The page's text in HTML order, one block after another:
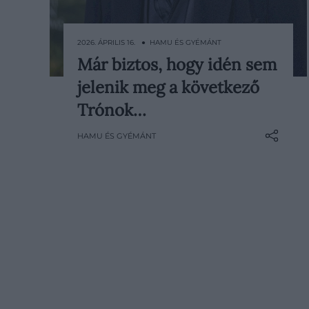
Az egész internetet lázba hozta a
találgatás George R. R. Martin régóta
várt regényéről, miután április első
terjedni egy állítólagos szivárgás
2026. ÁPRILIS 16. ● HAMU ÉS GYÉMÁNT
Már biztos, hogy idén sem
jelenik meg a következő
Trónok…
HAMU ÉS GYÉMÁNT